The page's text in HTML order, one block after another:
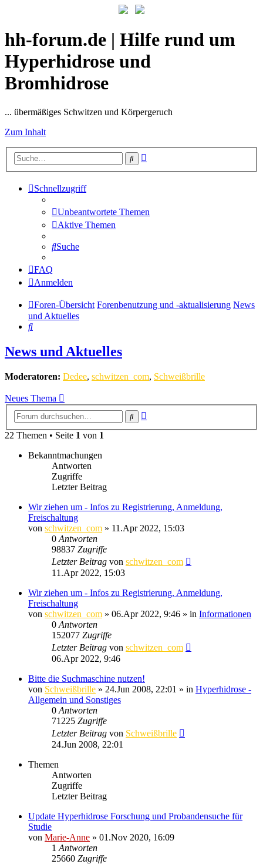
hh-forum.de | Hilfe rund um
Hyperhidrose und
Bromhidrose
... übermäßiges Schwitzen und Körpergeruch
Zum Inhalt
Suche
Schnellzugriff
Unbeantwortete Themen
Aktive Themen
Suche
FAQ
Anmelden
Foren-Übersicht Forenbenutzung und -aktualisierung News
und Aktuelles
Suche
News und Aktuelles
Moderatoren: Dedee, schwitzen_com, Schweißbrille
Neues Thema
Suche
22 Themen • Seite 1 von 1
Bekanntmachungen
Antworten
Zugriffe
Letzter Beitrag
Wir ziehen um - Infos zu Registrierung, Anmeldung,
Freischaltung
von schwitzen_com » 11.Apr 2022, 15:03
0 Antworten
98837 Zugriffe
Letzter Beitrag von schwitzen_com
11.Apr 2022, 15:03
Wir ziehen um - Infos zu Registrierung, Anmeldung,
Freischaltung
von schwitzen_com » 06.Apr 2022, 9:46 » in Informationen
0 Antworten
152077 Zugriffe
Letzter Beitrag von schwitzen_com
06.Apr 2022, 9:46
Bitte die Suchmaschine nutzen!
von Schweißbrille » 24.Jun 2008, 22:01 » in Hyperhidrose -
Allgemein und Sonstiges
0 Antworten
71225 Zugriffe
Letzter Beitrag von Schweißbrille
24.Jun 2008, 22:01
Themen
Antworten
Zugriffe
Letzter Beitrag
Update Hyperhidrose Forschung und Probandensuche für
Studie
von Marie-Anne » 01.Nov 2020, 16:09
1 Antworten
25660 Zugriffe